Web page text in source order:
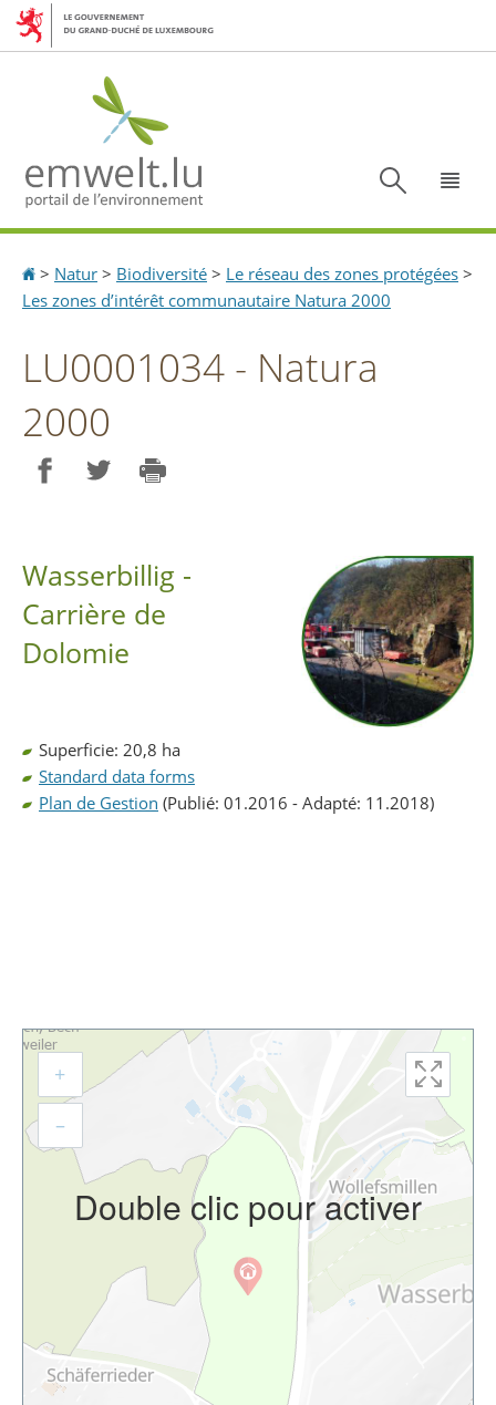
Aller
Aller
Accueil
> Natur > Biodiversité > Le réseau des zones protégées >
Les zones d’intérêt communautaire Natura 2000
LU0001034 - Natura
2000
Wasserbillig -
Carrière de
Dolomie
Superficie: 20,8 ha
Standard data forms
Plan de Gestion (Publié: 01.2016 - Adapté: 11.2018)
Double clic pour activer
+
–